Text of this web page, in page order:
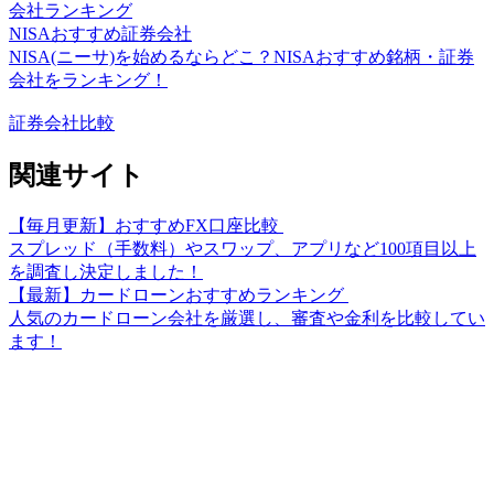
会社ランキング
NISAおすすめ証券会社
NISA(ニーサ)を始めるならどこ？NISAおすすめ銘柄・証券
会社をランキング！
証券会社比較
関連サイト
【毎月更新】おすすめFX口座比較
スプレッド（手数料）やスワップ、アプリなど100項目以上
を調査し決定しました！
【最新】カードローンおすすめランキング
人気のカードローン会社を厳選し、審査や金利を比較してい
ます！